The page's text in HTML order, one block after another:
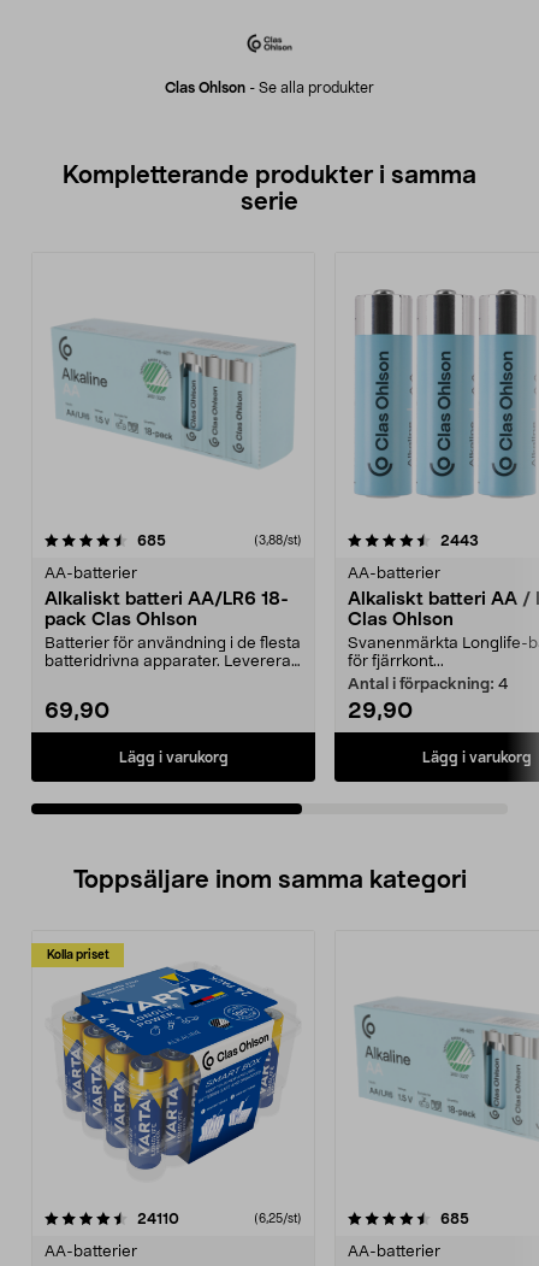
Clas Ohlson - Se alla produkter
Kompletterande produkter i samma
serie
685recensioner (3,88/st)
AA-batterier
Alkaliskt batteri AA/LR6 18-
pack Clas Ohlson
Batterier för användning i de flesta
batteridrivna apparater. Levereras
69,90
Lägg i varukorg
4.5av 5 stjärnor 2443
AA-batterier
Alkaliskt batteri AA /
Clas Ohlson
Svanenmärkta Longlife-
för fjärrkont...
Antal i förpackning: 4
29,90
Lägg i varukorg
4.5av 5 stjärnor
Toppsäljare inom samma kategori
Kolla priset
24110recensioner(6,25/st)
AA-batterier
4.5 av 5 stjärnor 685
AA-batterier
4.5 av 5 stjärnor